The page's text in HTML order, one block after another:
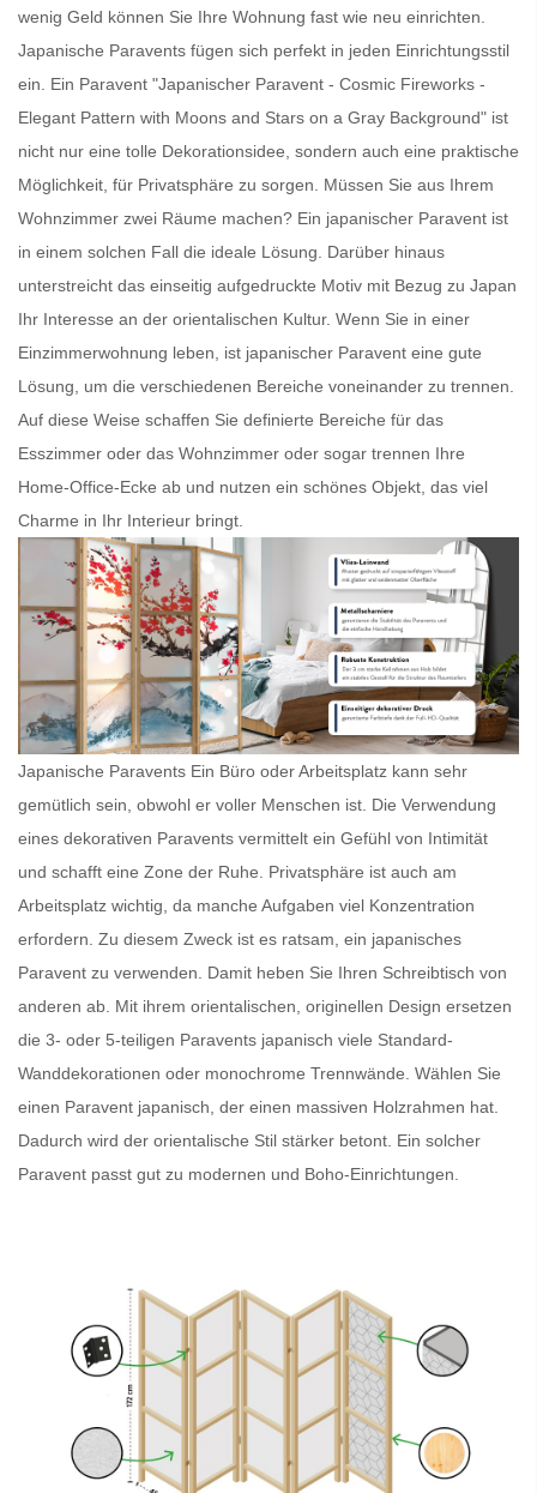
wenig Geld können Sie Ihre Wohnung fast wie neu einrichten.
Japanische Paravents fügen sich perfekt in jeden Einrichtungsstil
ein. Ein Paravent "Japanischer Paravent - Cosmic Fireworks -
Elegant Pattern with Moons and Stars on a Gray Background" ist
nicht nur eine tolle Dekorationsidee, sondern auch eine praktische
Möglichkeit, für Privatsphäre zu sorgen. Müssen Sie aus Ihrem
Wohnzimmer zwei Räume machen? Ein japanischer Paravent ist
in einem solchen Fall die ideale Lösung. Darüber hinaus
unterstreicht das einseitig aufgedruckte Motiv mit Bezug zu Japan
Ihr Interesse an der orientalischen Kultur. Wenn Sie in einer
Einzimmerwohnung leben, ist japanischer Paravent eine gute
Lösung, um die verschiedenen Bereiche voneinander zu trennen.
Auf diese Weise schaffen Sie definierte Bereiche für das
Esszimmer oder das Wohnzimmer oder sogar trennen Ihre
Home-Office-Ecke ab und nutzen ein schönes Objekt, das viel
Charme in Ihr Interieur bringt.
Japanische Paravents Ein Büro oder Arbeitsplatz kann sehr
gemütlich sein, obwohl er voller Menschen ist. Die Verwendung
eines dekorativen Paravents vermittelt ein Gefühl von Intimität
und schafft eine Zone der Ruhe. Privatsphäre ist auch am
Arbeitsplatz wichtig, da manche Aufgaben viel Konzentration
erfordern. Zu diesem Zweck ist es ratsam, ein japanisches
Paravent zu verwenden. Damit heben Sie Ihren Schreibtisch von
anderen ab. Mit ihrem orientalischen, originellen Design ersetzen
die 3- oder 5-teiligen Paravents japanisch viele Standard-
Wanddekorationen oder monochrome Trennwände. Wählen Sie
einen Paravent japanisch , der einen massiven Holzrahmen hat.
Dadurch wird der orientalische Stil stärker betont. Ein solcher
Paravent passt gut zu modernen und Boho-Einrichtungen.